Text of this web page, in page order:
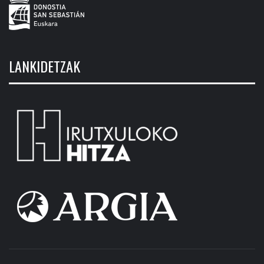
LANKIDETZAK